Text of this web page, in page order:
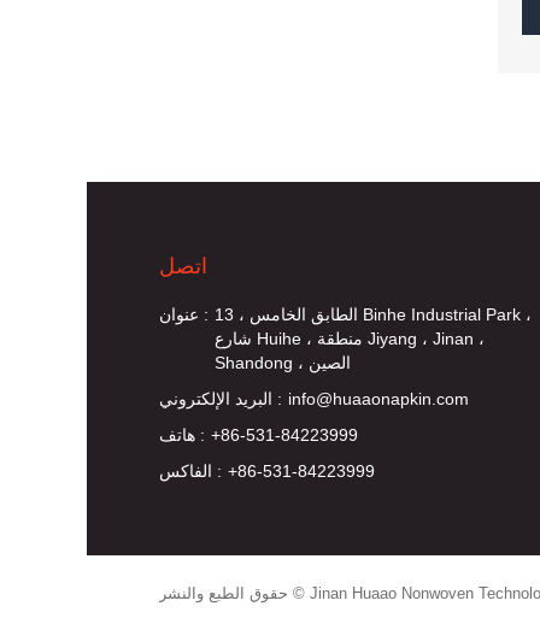
اتصل
عنوان : الطابق الخامس ، 13 Binhe Industrial Park ،
شارع Huihe ، منطقة Jiyang ، Jinan ،
Shandong ، الصين
البريد الإلكتروني : info@huaaonapkin.com
هاتف : +86-531-84223999
الفاكس : +86-531-84223999